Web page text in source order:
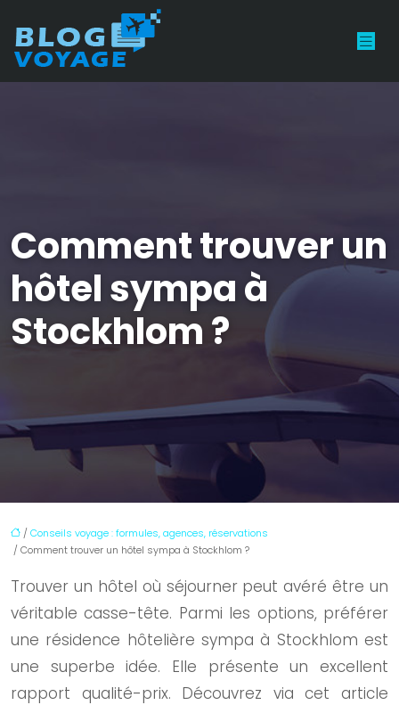
Comment trouver un
hôtel sympa à
Stockhlom ?
/Conseils voyage : formules, agences, réservations
/ Comment trouver un hôtel sympa à Stockhlom ?
Trouver un hôtel où séjourner peut avéré être un
véritable casse-tête. Parmi les options, préférer
une résidence hôtelière sympa à Stockhlom est
une superbe idée. Elle présente un excellent
rapport qualité-prix. Découvrez via cet article